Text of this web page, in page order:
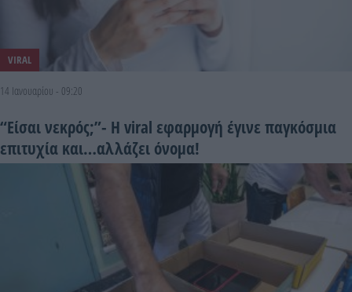
VIRAL
14 Ιανουαρίου - 09:20
“Είσαι νεκρός;”- Η viral εφαρμογή έγινε παγκόσμια
επιτυχία και…αλλάζει όνομα!